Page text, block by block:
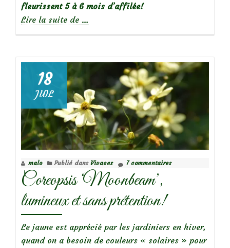
fleurissent 5 à 6 mois d’affilée!
Lire la suite de
les
campanules
des
murs
…
18
JUIL
malo Publié dans Vivaces 7 commentaires
Coreopsis ‘Moonbeam’,
lumineux et sans prétention!
Le jaune est apprécié par les jardiniers en hiver,
quand on a besoin de couleurs « solaires » pour